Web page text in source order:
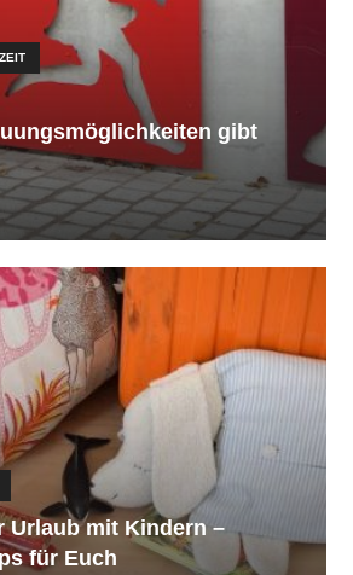
gibt
Urlaub mit Kindern –
für Euch